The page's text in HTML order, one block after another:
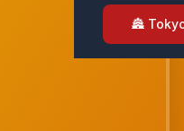
🏯